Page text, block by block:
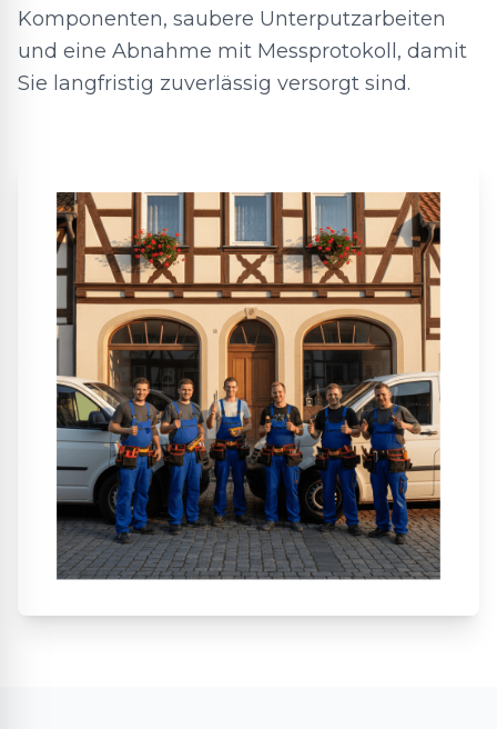
Komponenten, saubere Unterputzarbeiten
und eine Abnahme mit Messprotokoll, damit
Sie langfristig zuverlässig versorgt sind.